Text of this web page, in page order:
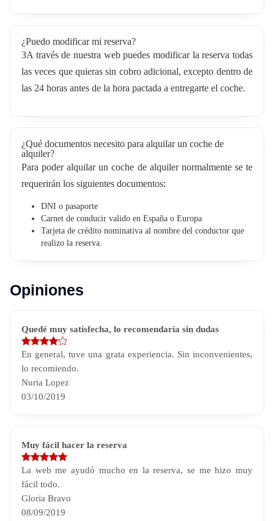
¿Puedo modificar mi reserva?
3A través de nuestra web puedes modificar la reserva todas
las veces que quieras sin cobro adicional, excepto dentro de
las 24 horas antes de la hora pactada a entregarte el coche.
¿Qué documentos necesito para alquilar un coche de
alquiler?
Para poder alquilar un coche de alquiler normalmente se te
requerirán los siguientes documentos:
DNI o pasaporte
Carnet de conducir valido en España o Europa
Tarjeta de crédito nominativa al nombre del conductor que
realizo la reserva.
Opiniones
Quedé muy satisfecha, lo recomendaría sin dudas
En general, tuve una grata experiencia. Sin inconvenientes,
lo recomiendo.
Nuria Lopez
03/10/2019
Muy fácil hacer la reserva
La web me ayudó mucho en la reserva, se me hizo muy
fácil todo.
Gloria Bravo
08/09/2019